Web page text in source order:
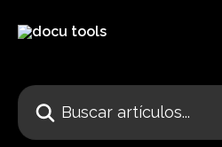
Buscar artículos...